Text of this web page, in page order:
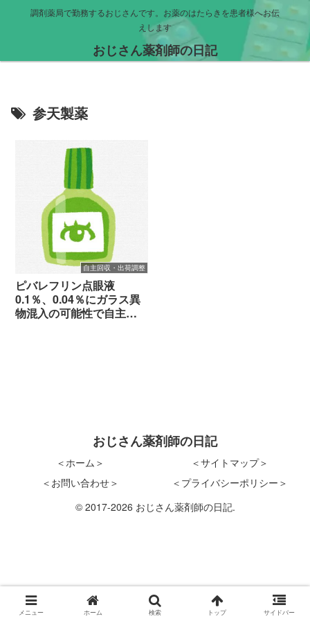
調剤薬局で勤務するおじさんです。お薬のはたらきを患者様へお伝
えします
おじさん薬剤師の日記
参天製薬
自主回収・出荷調整
ピバレフリン点眼液
0.1％、0.04％にガラス異
物混入の可能性で自主回
おじさん薬剤師の日記
＜ホーム＞
＜サイトマップ＞
＜お問い合わせ＞
＜プライバシーポリシー＞
© 2017-2026 おじさん薬剤師の日記.
メニュー ホーム 検索 トップ サイドバー